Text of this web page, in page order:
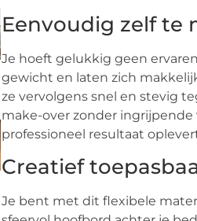
Eenvoudig zelf te
Je hoeft gelukkig geen
gewicht en laten zich
ze vervolgens snel en stevig
make-over zonder
professioneel resultaat
Creatief
Je bent met dit flexibele